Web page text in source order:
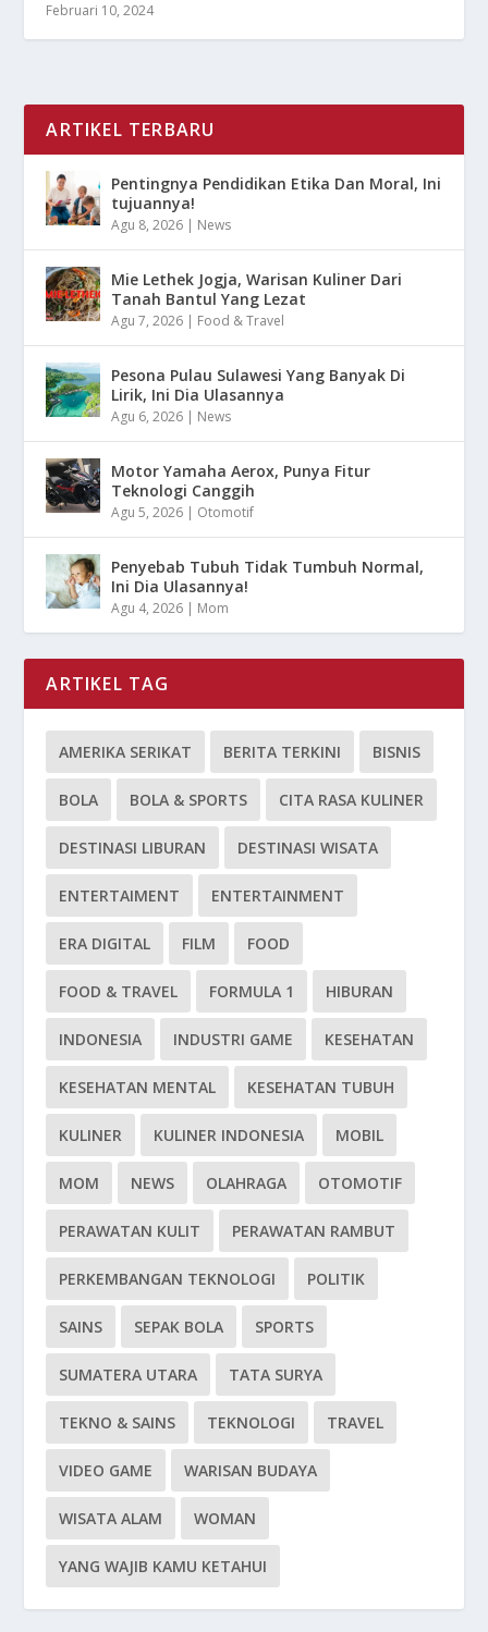
Februari 10, 2024
ARTIKEL TERBARU
Pentingnya Pendidikan Etika Dan Moral, Ini
tujuannya!
Agu 8, 2026 | News
Mie Lethek Jogja, Warisan Kuliner Dari
Tanah Bantul Yang Lezat
Agu 7, 2026 | Food & Travel
Pesona Pulau Sulawesi Yang Banyak Di
Lirik, Ini Dia Ulasannya
Agu 6, 2026 | News
Motor Yamaha Aerox, Punya Fitur
Teknologi Canggih
Agu 5, 2026 | Otomotif
Penyebab Tubuh Tidak Tumbuh Normal,
Ini Dia Ulasannya!
Agu 4, 2026 | Mom
ARTIKEL TAG
AMERIKA SERIKAT BERITA TERKINI BISNIS
BOLA BOLA & SPORTS CITA RASA KULINER
DESTINASI LIBURAN DESTINASI WISATA
ENTERTAIMENT ENTERTAINMENT
ERA DIGITAL FILM FOOD
FOOD & TRAVEL FORMULA 1 HIBURAN
INDONESIA INDUSTRI GAME KESEHATAN
KESEHATAN MENTAL KESEHATAN TUBUH
KULINER KULINER INDONESIA MOBIL
MOM NEWS OLAHRAGA OTOMOTIF
PERAWATAN KULIT PERAWATAN RAMBUT
PERKEMBANGAN TEKNOLOGI POLITIK
SAINS SEPAK BOLA SPORTS
SUMATERA UTARA TATA SURYA
TEKNO & SAINS TEKNOLOGI TRAVEL
VIDEO GAME WARISAN BUDAYA
WISATA ALAM WOMAN
YANG WAJIB KAMU KETAHUI